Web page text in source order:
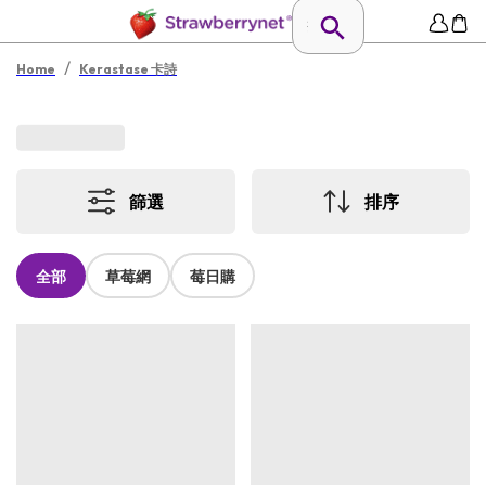
Home / Kerastase 卡詩
篩選 排序
全部 草莓網 莓日購